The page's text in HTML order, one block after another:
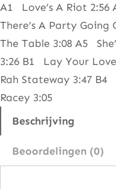
m
a
s
h
A
n
G
A1 Love’s A Riot 2:56
There’s A Party
The Table 3:08 A5
3:26 B1 Lay Your
Rah Stateway 3:47
Racey 3:05
Beschrijving
Beoordelingen (0)